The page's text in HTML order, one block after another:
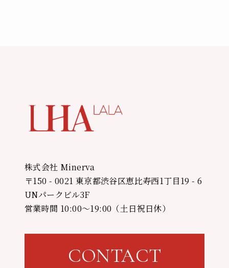
株式会社 Minerva
〒150 - 0021 東京都渋谷区恵比寿西1丁目19 - 6
UNパークビル3F
営業時間 10:00〜19:00（土日祝日休）
CONTACT